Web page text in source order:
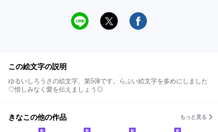
この絵文字の説明
ゆるいしろうさの絵文字、第5弾です。らぶい絵文字を多めにしました
♡惜しみなく愛を伝えましょう◎
きなこの他の作品 もっと見る